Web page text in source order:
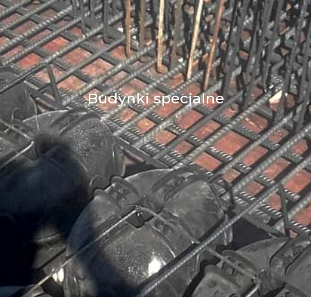
Budynki specjalne